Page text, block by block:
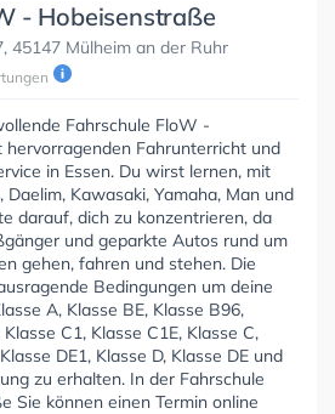
- Hobeisenstraße
45147 Mülheim an der Ruhr
Fahrschule FloW -
Fahrunterricht und
in Essen. Du wirst lernen, mit
Daelim, Kawasaki, Yamaha, Man und
darauf, dich zu konzentrieren, da
und geparkte Autos rund um
gehen, fahren und stehen. Die
Bedingungen um deine
A, Klasse BE, Klasse B96,
C1, Klasse C1E, Klasse C,
DE1, Klasse D, Klasse DE und
zu erhalten. In der Fahrschule
Sie können einen Termin online